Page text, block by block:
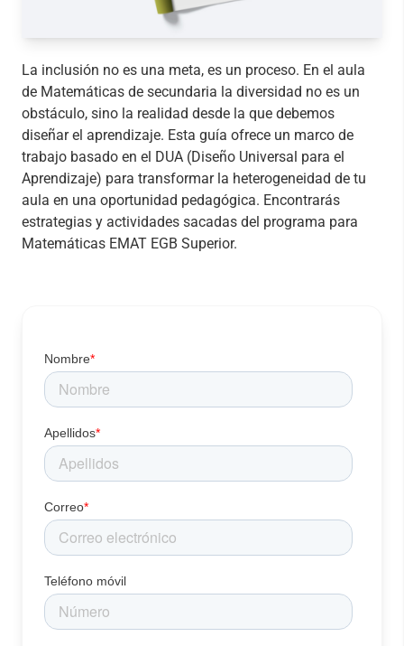
La inclusión no es una meta, es un proceso. En el aula
de Matemáticas de secundaria la diversidad no es un
obstáculo, sino la realidad desde la que debemos
diseñar el aprendizaje. Esta guía ofrece un marco de
trabajo basado en el DUA (Diseño Universal para el
Aprendizaje) para transformar la heterogeneidad de tu
aula en una oportunidad pedagógica. Encontrarás
estrategias y actividades sacadas del programa para
Matemáticas EMAT EGB Superior.
Nombre*
Apellidos*
Correo*
Teléfono móvil